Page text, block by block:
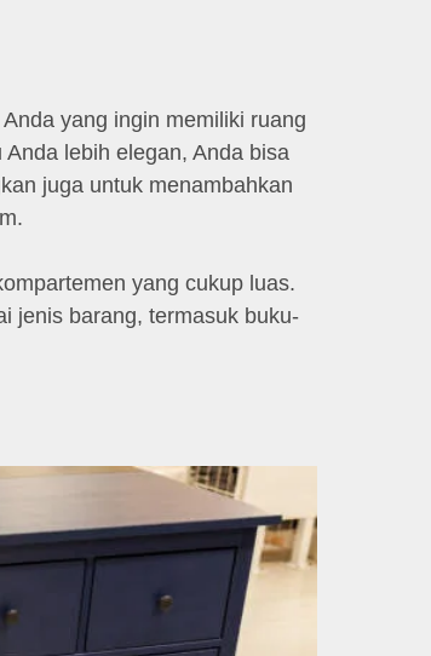
yang ingin memiliki ruang
lebih elegan, Anda bisa
juga untuk menambahkan
yang cukup luas.
jenis barang, termasuk buku-